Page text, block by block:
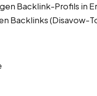
Backlink-Profils in
Backlinks (Disavow-